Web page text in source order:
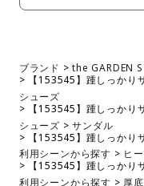
ブランド
the GARDEN
【153545】踵しっかり
シューズ
【153545】踵しっかり
シューズ
サンダル
【153545】踵しっかり
利用シーンから探す
ヒ
【153545】踵しっかり
利用シーンから探す
厚底